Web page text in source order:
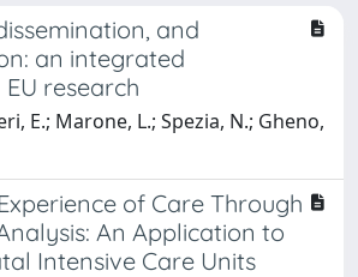
and
an integrated
research
E.; Marone, L.; Spezia, N.; Gheno,
of Care Through
An Application to
Intensive Care Units